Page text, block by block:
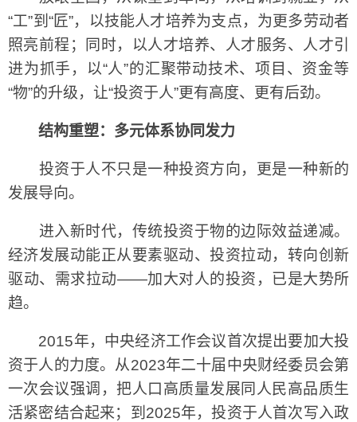
“工”到“匠”，以技能人才培养为支点，为更多劳动者
照亮前程；同时，以人才培养、人才服务、人才引
进为抓手，以“人”的汇聚带动技术、项目、资金等
“物”的升级，让“投资于人”更有高度、更有后劲。
结构重塑：多元体系协同发力
投资于人不只是一种投资方向，更是一种新的
发展导向。
进入新时代，传统投资于物的边际效益递减。
经济发展动能正从要素驱动、投资拉动，转向创新
驱动、需求拉动——加大对人的投资，已是大势所
趋。
2015年，中央经济工作会议首次提出要加大投
资于人的力度。从2023年二十届中央财经委员会第
一次会议强调，把人口高质量发展同人民高品质生
活紧密结合起来；到2025年，投资于人首次写入政